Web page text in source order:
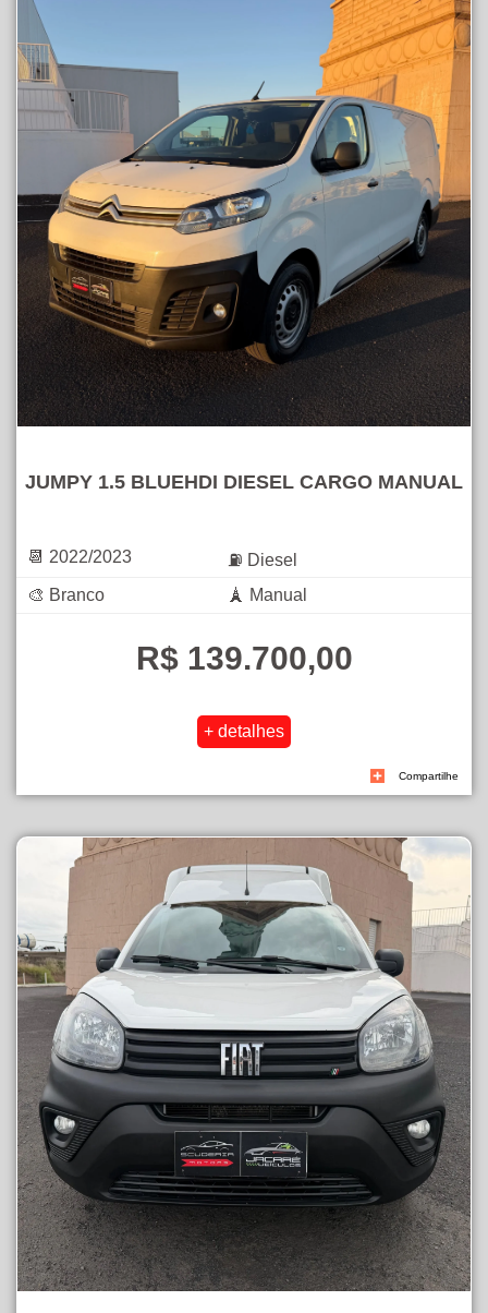
JUMPY 1.5 BLUEHDI DIESEL CARGO MANUAL
📆 2022/2023
⛽ Diesel
🎨 Branco
🗼 Manual
R$ 139.700,00
Compartilhe